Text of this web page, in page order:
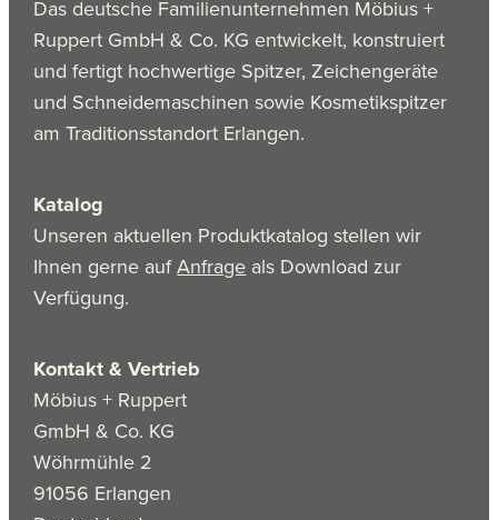
Das deutsche Familienunternehmen Möbius +
Ruppert GmbH & Co. KG entwickelt, konstruiert
und fertigt hochwertige Spitzer, Zeichengeräte
und Schneidemaschinen sowie Kosmetikspitzer
am Traditionsstandort Erlangen.
Katalog
Unseren aktuellen Produktkatalog stellen wir
Ihnen gerne aufAnfrage als Download zur
Verfügung.
Kontakt & Vertrieb
Möbius + Ruppert
GmbH & Co. KG
Wöhrmühle 2
91056 Erlangen